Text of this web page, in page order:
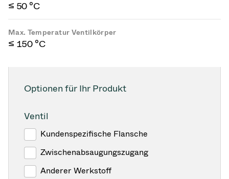
≤ 50 °C
Max. Temperatur Ventilkörper
≤ 150 °C
Optionen für Ihr Produkt
Ventil
Kundenspezifische Flansche
Zwischenabsaugungszugang
Anderer Werkstoff